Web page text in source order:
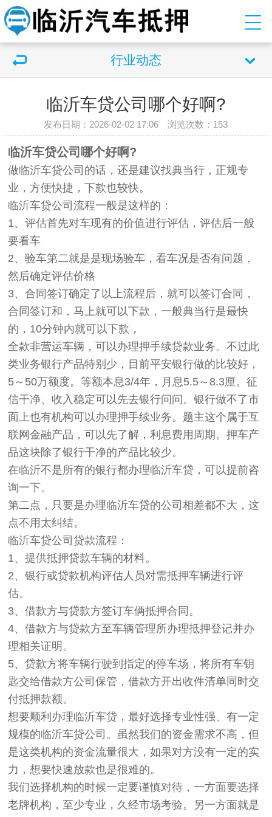
行业动态
临沂车贷公司哪个好啊?
发布日期：2026-02-02 17:06 浏览次数： 153
临沂车贷公司哪个好啊?
做临沂车贷公司的话，还是建议找典当行，正规专
业，方便快捷，下款也较快。
临沂车贷公司流程一般是这样的：
1、评估首先对车现有的价值进行评估，评估后一般
要看车
2、验车第二就是是现场验车，看车况是否有问题，
然后确定评估价格
3、合同签订确定了以上流程后，就可以签订合同，
合同签订和，马上就可以下款，一般典当行是最快
的，10分钟内就可以下款，
全款非营运车辆，可以办理押手续贷款业务。不过此
类业务银行产品特别少，目前平安银行做的比较好，
5～50万额度。等额本息3/4年，月息5.5～8.3厘。征
信干净、收入稳定可以先去银行问问。银行做不了市
面上也有机构可以办理押手续业务。题主这个属于互
联网金融产品，可以先了解，利息费用周期。押车产
品这块除了银行干净的产品比较少。
在临沂不是所有的银行都办理临沂车贷，可以提前咨
询一下。
第二点，只要是办理临沂车贷的公司相差都不大，这
点不用太纠结。
临沂车贷公司贷款流程：
1、提供抵押贷款车辆的材料。
2、银行或贷款机构评估人员对需抵押车辆进行评
估。
3、借款方与贷款方签订车俩抵押合同。
4、借款方与贷款方至车辆管理所办理抵押登记并办
理相关证明。
5、贷款方将车辆行驶到指定的停车场，将所有车钥
匙交给借款方公司保管，借款方开出收件清单同时交
付抵押款额。
想要顺利办理临沂车贷，最好选择专业性强、有一定
规模的临沂车贷公司。虽然我们的资金需求不高，但
是这类机构的资金流量很大，如果对方没有一定的实
力，想要快速放款也是很难的。
我们选择机构的时候一定要谨慎对待，一方面要选择
老牌机构，至少专业，久经市场考验。另一方面就是